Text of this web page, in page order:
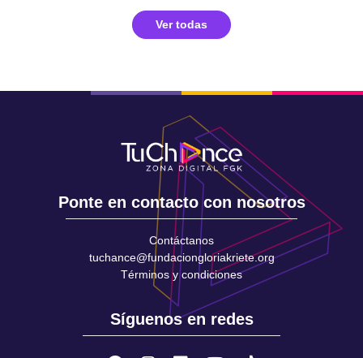
Ver todas
Ponte en contacto con nosotros
Contáctanos
tuchance@fundaciongloriakriete.org
Términos y condiciones
Síguenos en redes